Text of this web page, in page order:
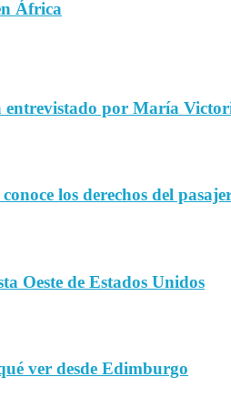
África
por María
los derechos del
Oeste de Estados Unidos
ver desde Edimburgo